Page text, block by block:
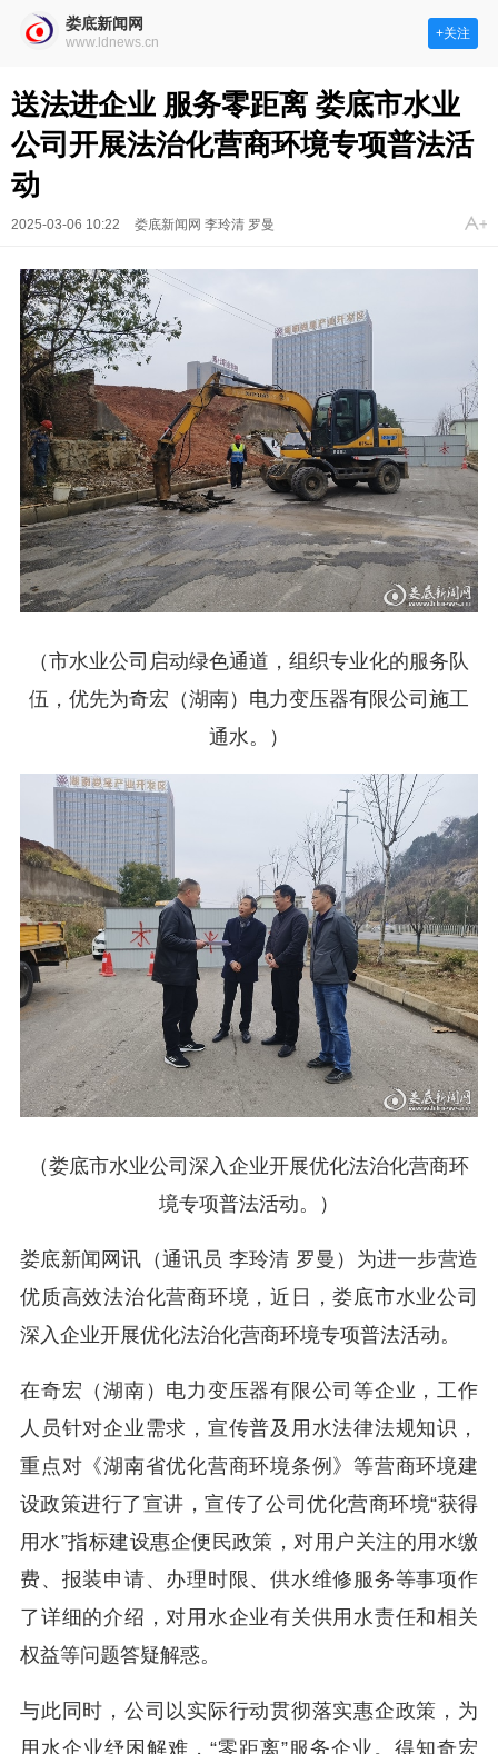
娄底新闻网
www.ldnews.cn
+关注
送法进企业 服务零距离 娄底市水业
公司开展法治化营商环境专项普法活
动
2025-03-06 10:22 娄底新闻网 李玲清 罗曼
（市水业公司启动绿色通道，组织专业化的服务队
伍，优先为奇宏（湖南）电力变压器有限公司施工
通水。）
（娄底市水业公司深入企业开展优化法治化营商环
境专项普法活动。）
娄底新闻网讯（通讯员 李玲清 罗曼）为进一步营造
优质高效法治化营商环境，近日，娄底市水业公司
深入企业开展优化法治化营商环境专项普法活动。
在奇宏（湖南）电力变压器有限公司等企业，工作
人员针对企业需求，宣传普及用水法律法规知识，
重点对《湖南省优化营商环境条例》等营商环境建
设政策进行了宣讲，宣传了公司优化营商环境“获得
用水”指标建设惠企便民政策，对用户关注的用水缴
费、报装申请、办理时限、供水维修服务等事项作
了详细的介绍，对用水企业有关供用水责任和相关
权益等问题答疑解惑。
与此同时，公司以实际行动贯彻落实惠企政策，为
用水企业纾困解难，“零距离”服务企业。得知奇宏